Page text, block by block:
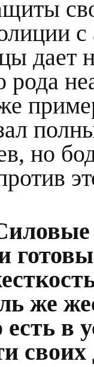
дает
рода
но
же
в